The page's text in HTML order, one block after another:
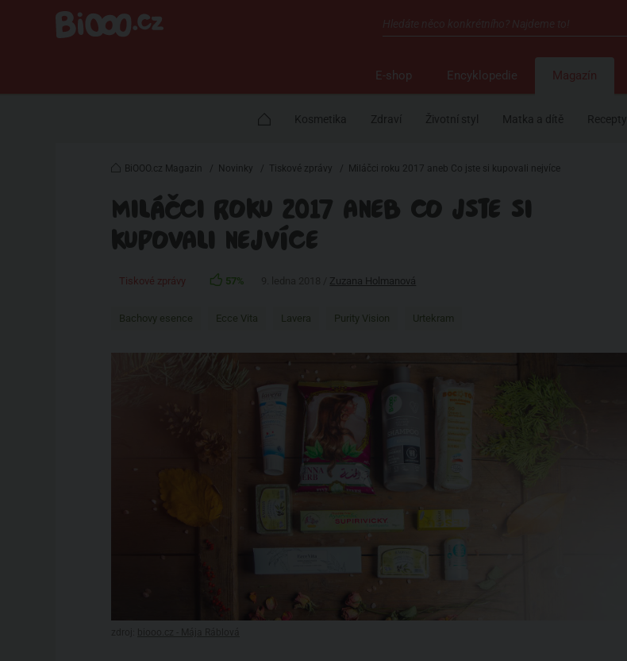
E-shop Encyklopedie Magazín
Kosmetika Zdraví Životní styl Matka a dítě Recepty
BiOOO.cz Magazin / Novinky / Tiskové zprávy / Miláčci roku 2017 aneb Co jste si kupovali nejvíce
MILÁČCI ROKU 2017 ANEB CO JSTE SI
KUPOVALI NEJVÍCE
Tiskové zprávy 57% Zuzana Holmanová
Bachovy esence Ecce Vita Lavera Purity Vision Urtekram